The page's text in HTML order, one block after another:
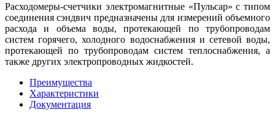
Расходомеры-счетчики электромагнитные «Пульсар» с типом
соединения сэндвич предназначены для измерений объемного
расхода и объема воды, протекающей по трубопроводам
систем горячего, холодного водоснабжения и сетевой воды,
протекающей по трубопроводам систем теплоснабжения, а
также других электропроводных жидкостей.
Преимущества
Характеристики
Документация